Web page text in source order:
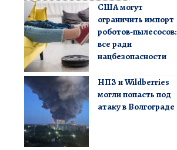
США могут
ограничить импорт
роботов-пылесосов:
все ради
нацбезопасности
НПЗ и Wildberries
могли попасть под
атаку в Волгограде